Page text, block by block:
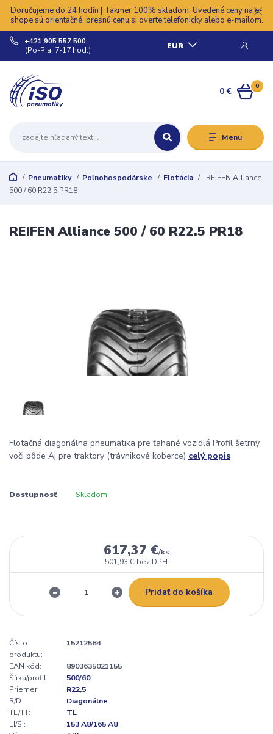
Doručujeme do 24 hodín | Takmer 100% skladom. Uvedené ceny na e-
shope sú orientačné, presnú cenu si overte telefonicky alebo e-mailom.
Menu
EUR
+421 905 557 500
(Po-Pia, 7-17 hod.)
0
0 €
Pneumatiky Poľnohospodárske Flotácia
REIFEN Alliance
500 / 60 R22.5 PR18
REIFEN Alliance 500 / 60 R22.5 PR18
Flotačná diagonálna pneumatika pre ťahané vozidlá Profil šetrný
voči pôde Aj pre traktory (trávnikové koberce) celý popis
Dostupnosť Skladom
617,37 €/ks
501,93 € bez DPH
Pridať do košíka
Číslo
produktu:
15212584
EAN kód:
8903635021155
Šírka/profil:
500/60
Priemer:
R22,5
R/D:
Diagonálne
TL/TT:
TL
LI/SI:
153 A8/165 A8